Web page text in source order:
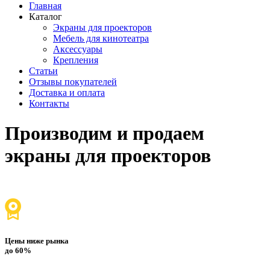
Главная
Каталог
Экраны для проекторов
Mебель для кинотеатра
Аксессуары
Крепления
Статьи
Отзывы покупателей
Доставка и оплата
Контакты
Производим и продаем
экраны для проекторов
Цены ниже рынка
до 60%